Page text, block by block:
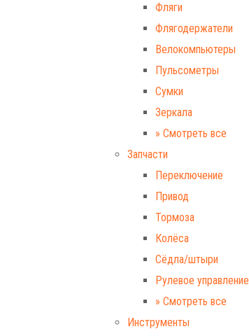
Фляги
Флягодержатели
Велокомпьютеры
Пульсометры
Сумки
Зеркала
» Смотреть все
Запчасти
Переключение
Привод
Тормоза
Колёса
Сёдла/штыри
Рулевое управление
» Смотреть все
Инструменты